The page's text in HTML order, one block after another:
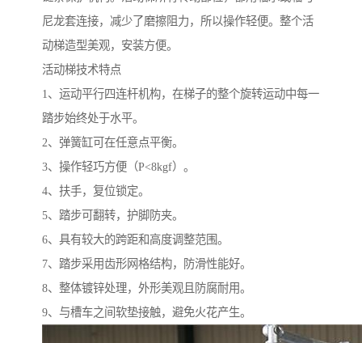
尼龙套连接，减少了磨擦阻力，所以操作轻便。整个活
动梯造型美观，安装方便。
活动梯技术特点
1、运动平行四连杆机构，在梯子的整个旋转运动中每一
踏步始终处于水平。
2、弹簧缸可在任意点平衡。
3、操作轻巧方便（P<8kgf）。
4、扶手，复位锁定。
5、踏步可翻转，护脚防夹。
6、具有较大的跨距和高度调整范围。
7、踏步采用齿形网格结构，防滑性能好。
8、整体镀锌处理，外形美观且防腐耐用。
9、与槽车之间软垫接触，避免火花产生。